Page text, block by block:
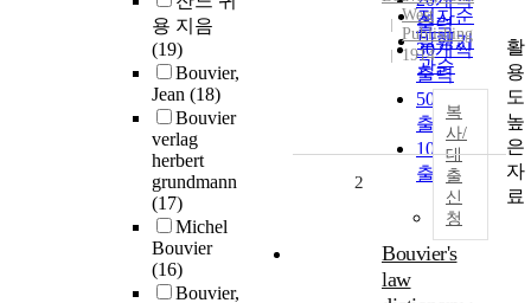
용 지음
(19)
Bouvier,
Jean (18)
Bouvier
verlag
herbert
grundmann
(17)
Michel
Bouvier
(16)
Bouvier,
저자순
발행기
관순
출력
30개씩
출력
50개씩
출력
100개씩
출력
West
Publishing
1914
복
사/
대
출
신
청
2
Bouvier's
law
활
용
도
높
은
자
료